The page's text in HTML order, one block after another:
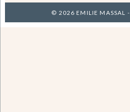
© 2026 EMILIE MASSAL -